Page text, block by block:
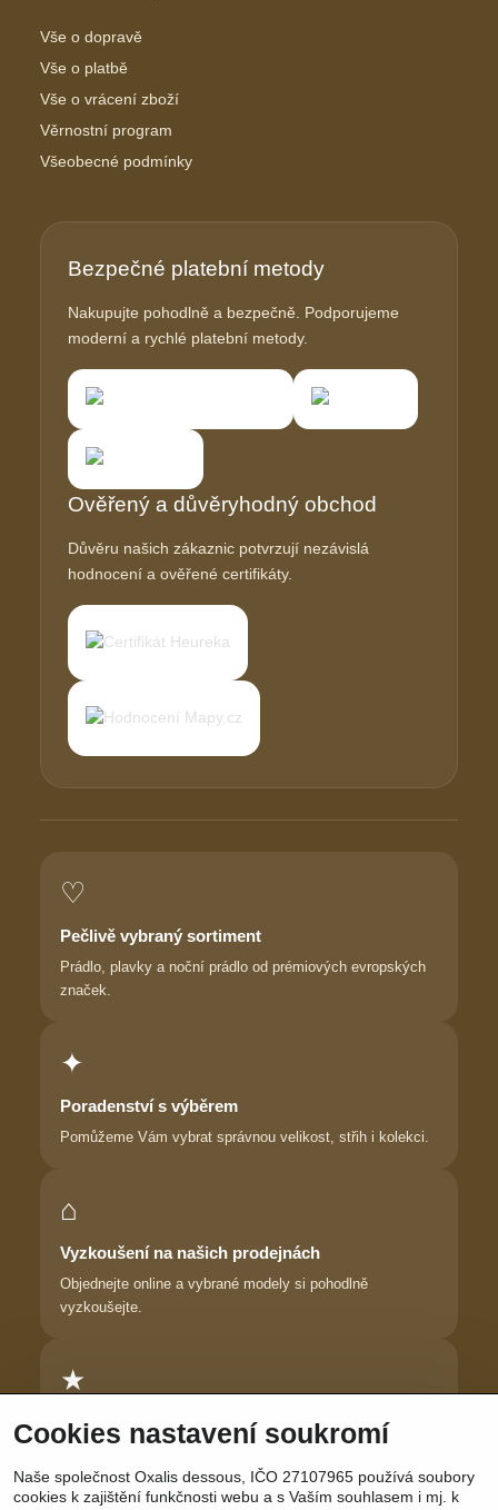
Vše o dopravě
Vše o platbě
Vše o vrácení zboží
Věrnostní program
Všeobecné podmínky
Bezpečné platební metody
Nakupujte pohodlně a bezpečně. Podporujeme
moderní a rychlé platební metody.
Ověřený a důvěryhodný obchod
Důvěru našich zákaznic potvrzují nezávislá
hodnocení a ověřené certifikáty.
♡
Pečlivě vybraný sortiment
Prádlo, plavky a noční prádlo od prémiových evropských
značek.
✦
Poradenství s výběrem
Pomůžeme Vám vybrat správnou velikost, střih i kolekci.
⌂
Vyzkoušení na našich prodejnách
Objednejte online a vybrané modely si pohodlně
vyzkoušejte.
★
Důvěra zákaznic
cítí krásně.
Cookies nastavení soukromí
Naše společnost Oxalis dessous, IČO 27107965 používá soubory
cookies k zajištění funkčnosti webu a s Vaším souhlasem i mj. k